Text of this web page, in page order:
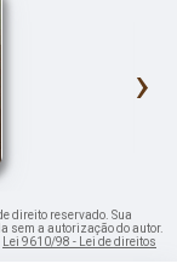
›
direito reservado. Sua
sem a autorização do autor.
Lei 9610/98 - Lei de direitos